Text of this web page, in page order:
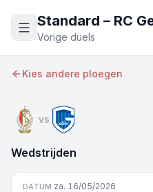
Standard – RC
Vorige duels
Kies andere ploegen
vs
Wedstrijden
DATUM za. 16/05/2026